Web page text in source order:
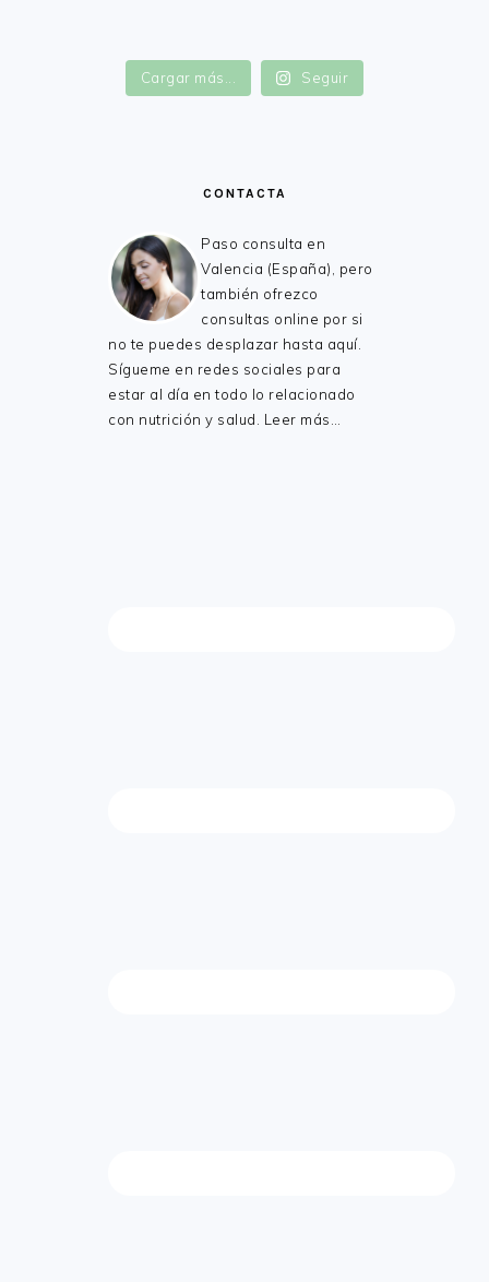
Cargar más... Seguir
CONTACTA
Paso consulta en
Valencia (España), pero
también ofrezco
consultas online por si
no te puedes desplazar hasta aquí.
Sígueme en redes sociales para
estar al día en todo lo relacionado
con nutrición y salud. Leer más…